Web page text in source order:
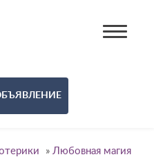
» Любовная магия